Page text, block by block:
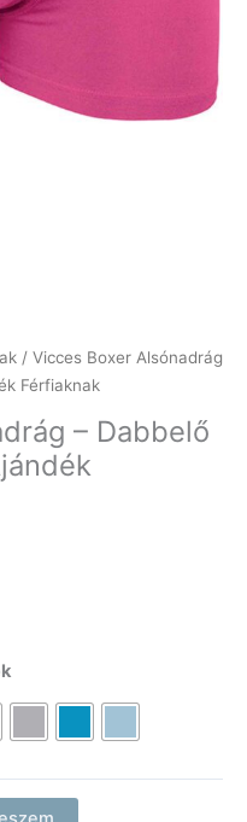
/ Vicces Boxer Alsónadrág
Férfiaknak
– Dabbelő